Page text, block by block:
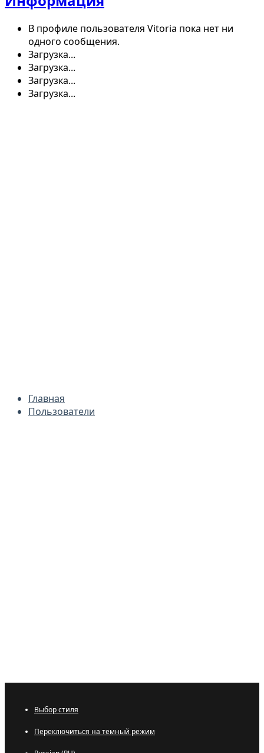
В профиле пользователя Vitoria пока нет ни
одного сообщения.
Загрузка...
Загрузка...
Загрузка...
Загрузка...
Главная
Пользователи
Выбор стиля
Переключиться на темный режим